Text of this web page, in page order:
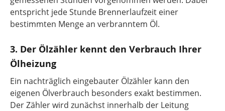
entspricht jede Stunde Brennerlaufzeit einer
bestimmten Menge an verbranntem Öl.
3. Der Ölzähler kennt den Verbrauch Ihrer
Ölheizung
Ein nachträglich eingebauter Ölzähler kann den
eigenen Ölverbrauch besonders exakt bestimmen.
Der Zähler wird zunächst innerhalb der Leitung